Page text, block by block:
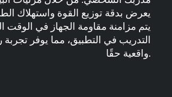
يعرض بدقة توزيع القوة واستهلاك
يتم مزامنة مقاومة الجهاز في الوقت
التدريب في التطبيق، مما يوفر تجربة
واقعية حقًا.